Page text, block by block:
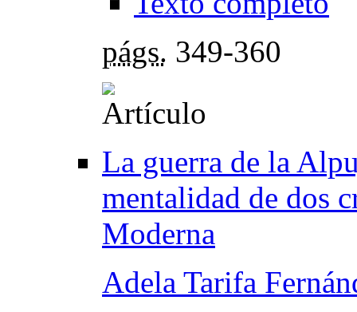
págs. 349-360
La guerra de la
mentalidad de dos
Moderna
Adela Tarifa